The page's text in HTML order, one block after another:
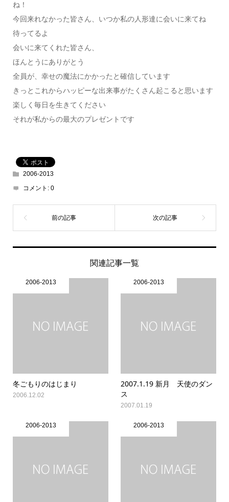
ね！
今回来れなかった皆さん、いつか私の人形達に会いに来てね
待ってるよ
会いに来てくれた皆さん、
ほんとうにありがとう
全員が、幸せの魔法にかかったと確信しています
きっとこれからハッピーな出来事がたくさん起こると思います
楽しく毎日を生きてください
それが私からの最大のプレゼントです
2006-2013
コメント: 0
関連記事一覧
2006-2013
冬ごもりのはじまり
2006.12.02
2006-2013
2007.1.19 新月 天使のダン
ス
2007.01.19
2006-2013 2006-2013